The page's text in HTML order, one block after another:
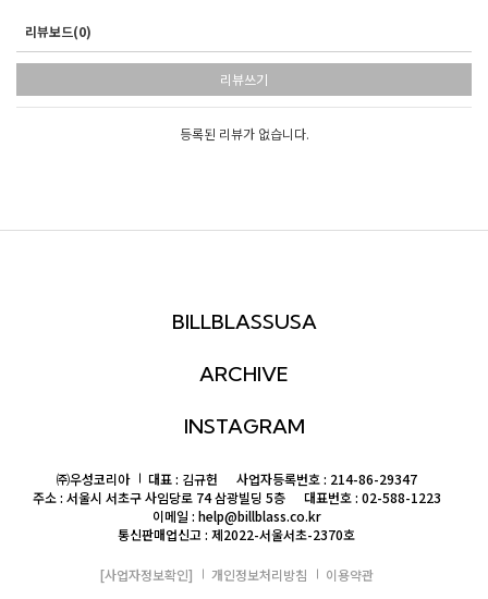
리뷰보드(0)
리뷰쓰기
등록된 리뷰가 없습니다.
BILLBLASSUSA
ARCHIVE
INSTAGRAM
㈜우성코리아 대표 : 김규헌
사업자등록번호 : 214-86-29347
주소 : 서울시 서초구 사임당로 74 삼광빌딩 5층
대표번호 : 02-588-1223
이메일 : help@billblass.co.kr
통신판매업신고 : 제2022-서울서초-2370호
[사업자정보확인] 개인정보처리방침 이용약관